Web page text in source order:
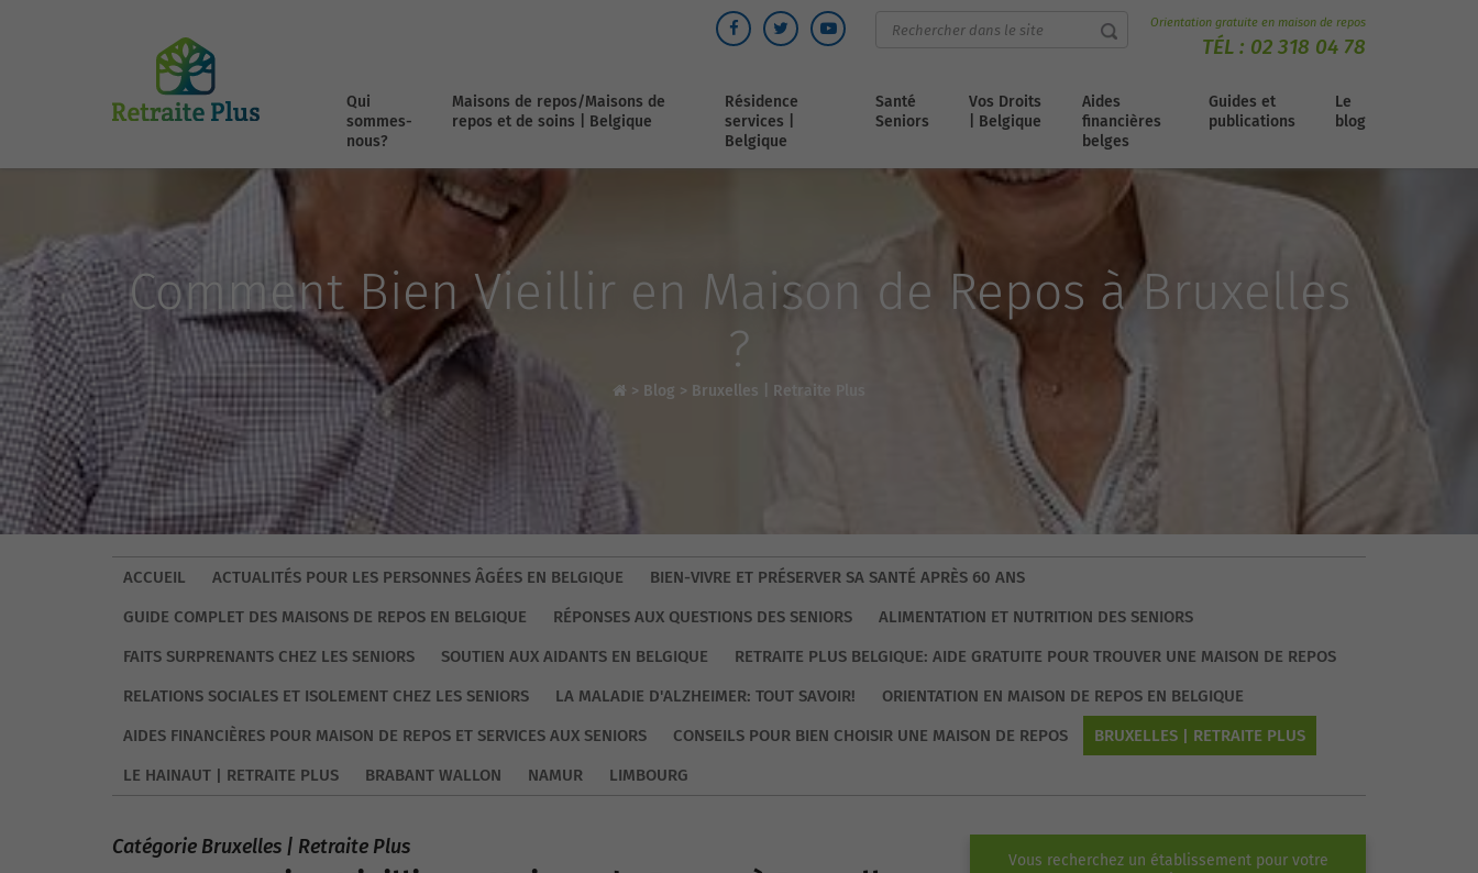
Orientation gratuite en maison de repos
TÉL : 02 318 04 78
Qui
sommes-
nous?
Maisons de repos/Maisons de
repos et de soins | Belgique
Résidence
services |
Belgique
Santé
Seniors
Vos Droits
| Belgique
Aides
financières
belges
Guides et
publications
Le
blog
Comment Bien Vieillir en Maison de Repos à Bruxelles
?
> Blog > Bruxelles | Retraite Plus
ACCUEIL ACTUALITÉS POUR LES PERSONNES ÂGÉES EN BELGIQUE
BIEN-VIVRE ET PRÉSERVER SA SANTÉ APRÈS 60 ANS
GUIDE COMPLET DES MAISONS DE REPOS EN BELGIQUE
RÉPONSES AUX QUESTIONS DES SENIORS
ALIMENTATION ET NUTRITION DES SENIORS
FAITS SURPRENANTS CHEZ LES SENIORS
SOUTIEN AUX AIDANTS EN BELGIQUE
RETRAITE PLUS BELGIQUE: AIDE GRATUITE POUR TROUVER UNE MAISON DE REPOS
RELATIONS SOCIALES ET ISOLEMENT CHEZ LES SENIORS
LA MALADIE D'ALZHEIMER: TOUT SAVOIR!
ORIENTATION EN MAISON DE REPOS EN BELGIQUE
AIDES FINANCIÈRES POUR MAISON DE REPOS ET SERVICES AUX SENIORS
CONSEILS POUR BIEN CHOISIR UNE MAISON DE REPOS
BRUXELLES | RETRAITE PLUS
LE HAINAUT | RETRAITE PLUS
BRABANT WALLON NAMUR LIMBOURG
Catégorie Bruxelles | Retraite Plus
Vous recherchez un établissement pour votre